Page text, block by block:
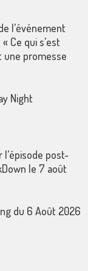
l’événement
Ce qui s’est
une promesse
Night
post-
le 7 août
du 6 Août 2026